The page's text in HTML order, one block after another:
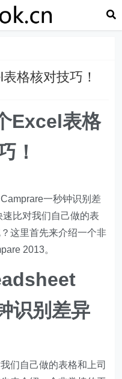
格核对技巧！
Excel表格
！
一秒钟识别差
比对我们自己做的表
这里首先来介绍一个非
2013。
识别差异
们自己做的表格和上司